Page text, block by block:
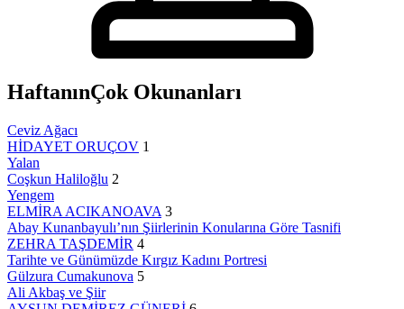
HaftanınÇok Okunanları
Ceviz Ağacı
HİDAYET ORUÇOV 1
Yalan
Coşkun Haliloğlu 2
Yengem
ELMİRA ACIKANOAVA 3
Abay Kunanbayulı’nın Şiirlerinin Konularına Göre Tasnifi
ZEHRA TAŞDEMİR 4
Tarihte ve Günümüzde Kırgız Kadını Portresi
Gülzura Cumakunova 5
Ali Akbaş ve Şiir